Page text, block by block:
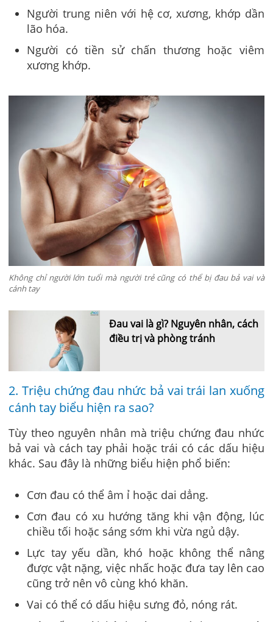
Người trung niên với hệ cơ, xương, khớp dần
lão hóa.
Người có tiền sử chấn thương hoặc viêm
xương khớp.
Không chỉ người lớn tuổi mà người trẻ cũng có thể bị đau bả vai và
cánh tay
Đau vai là gì? Nguyên nhân, cách
điều trị và phòng tránh
2. Triệu chứng đau nhức bả vai trái lan xuống
cánh tay biểu hiện ra sao?
Tùy theo nguyên nhân mà triệu chứng đau nhức
bả vai và cách tay phải hoặc trái có các dấu hiệu
khác. Sau đây là những biểu hiện phổ biến:
Cơn đau có thể âm ỉ hoặc dai dẳng.
Cơn đau có xu hướng tăng khi vận động, lúc
chiều tối hoặc sáng sớm khi vừa ngủ dậy.
Lực tay yếu dần, khó hoặc không thể nâng
được vật nặng, việc nhấc hoặc đưa tay lên cao
cũng trở nên vô cùng khó khăn.
Vai có thể có dấu hiệu sưng đỏ, nóng rát.